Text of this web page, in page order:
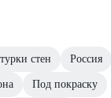
стен Россия
Под покраску